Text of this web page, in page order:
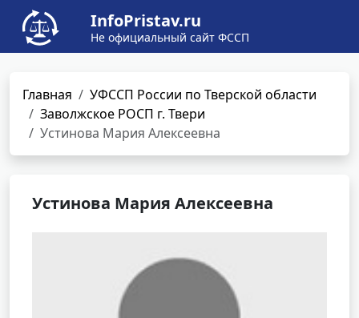
InfoPristav.ru
Не официальный сайт ФССП
Главная
УФССП России по Тверской области
Заволжское РОСП г. Твери
Устинова Мария Алексеевна
Устинова Мария Алексеевна